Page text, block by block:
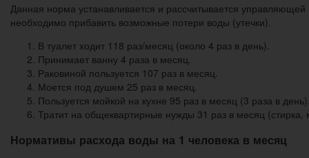
Данная норма устанавливается и рассчитывается
необходимо прибавить возможные потери воды (утечки).
В туалет ходит 118 раз/месяц (около 4 раз в день).
Принимает ванну 4 раза в месяц.
Раковиной пользуется 107 раз в месяц.
Моется под душем 25 раз в месяц.
Пользуется мойкой на кухне 95 раз в месяц (3 раза в
Тратит на общеквартирные нужды 31 раз в месяц
Нормативы расхода воды на 1 человека в месяц